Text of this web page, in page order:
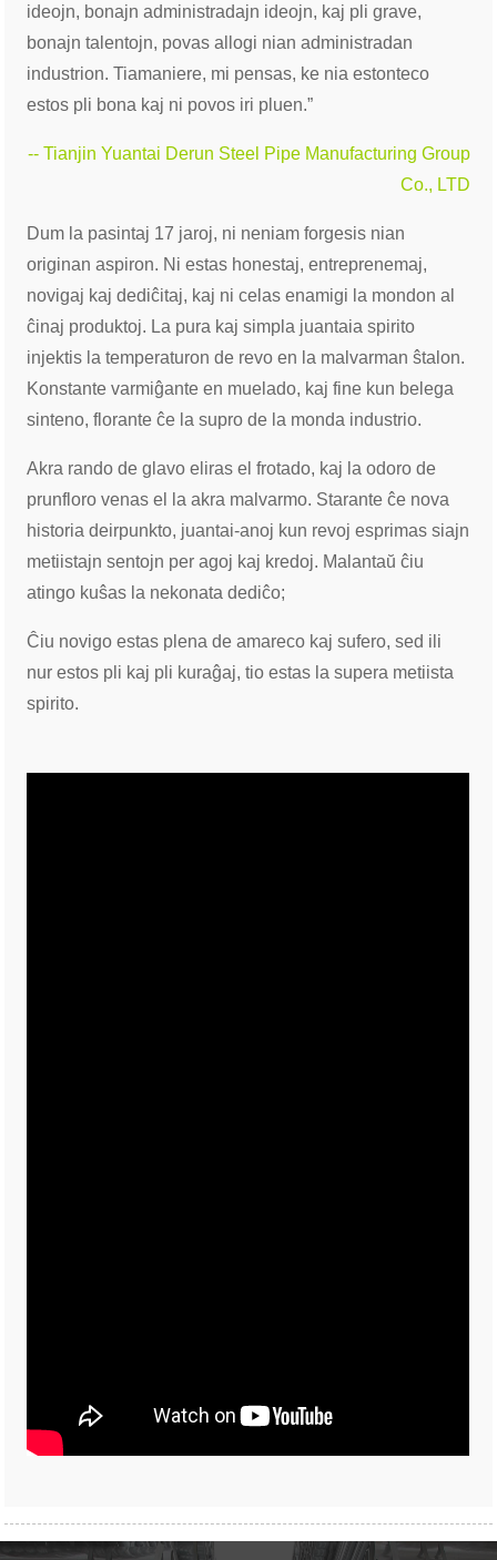
ideojn, bonajn administradajn ideojn, kaj pli grave,
bonajn talentojn, povas allogi nian administradan
industrion. Tiamaniere, mi pensas, ke nia estonteco
estos pli bona kaj ni povos iri pluen.”
-- Tianjin Yuantai Derun Steel Pipe Manufacturing Group
Co., LTD
Dum la pasintaj 17 jaroj, ni neniam forgesis nian
originan aspiron. Ni estas honestaj, entreprenemaj,
novigaj kaj dediĉitaj, kaj ni celas enamigi la mondon al
ĉinaj produktoj. La pura kaj simpla juantaia spirito
injektis la temperaturon de revo en la malvarman ŝtalon.
Konstante varmiĝante en muelado, kaj fine kun belega
sinteno, florante ĉe la supro de la monda industrio.
Akra rando de glavo eliras el frotado, kaj la odoro de
prunfloro venas el la akra malvarmo. Starante ĉe nova
historia deirpunkto, juantai-anoj kun revoj esprimas siajn
metiistajn sentojn per agoj kaj kredoj. Malantaŭ ĉiu
atingo kuŝas la nekonata dediĉo;
Ĉiu novigo estas plena de amareco kaj sufero, sed ili
nur estos pli kaj pli kuraĝaj, tio estas la supera metiista
spirito.